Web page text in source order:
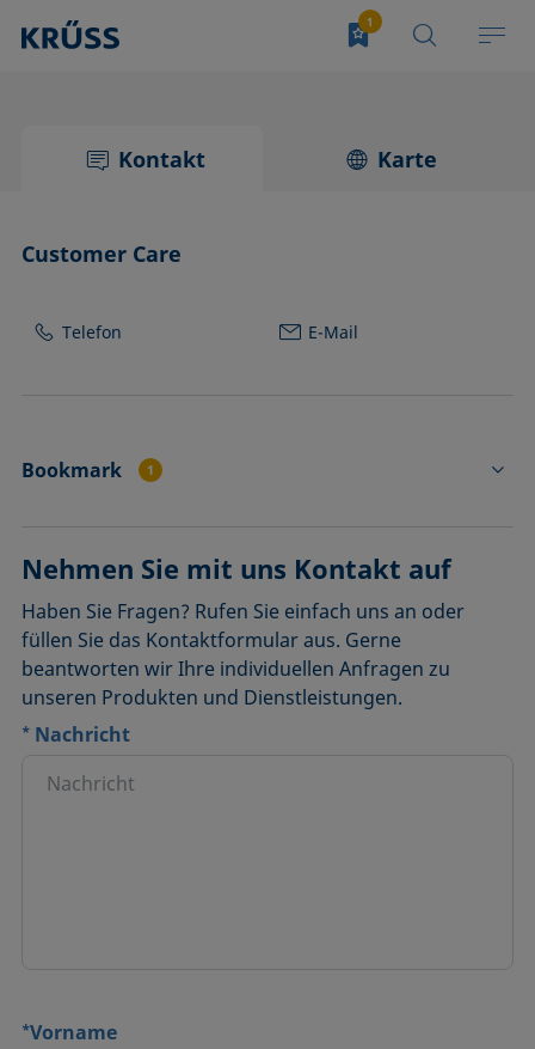
Kontakt Karte
Customer Care
Telefon E-Mail
Bookmark 1
Nehmen Sie mit uns Kontakt auf
Haben Sie Fragen? Rufen Sie einfach uns an oder
füllen Sie das Kontaktformular aus. Gerne
beantworten wir Ihre individuellen Anfragen zu
unseren Produkten und Dienstleistungen.
* Nachricht
*Vorname